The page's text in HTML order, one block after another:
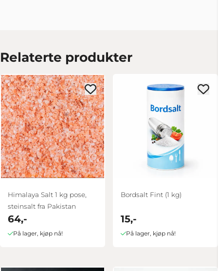
Relaterte produkter
Himalaya Salt 1 kg pose,
steinsalt fra Pakistan
64,-
På lager, kjøp nå!
Bordsalt Fint (1 kg)
15,-
På lager, kjøp nå!